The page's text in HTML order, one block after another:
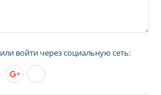
или войти через социальную сеть: